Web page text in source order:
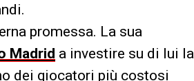
promessa. La sua
Madrid a investire su di lui la
dei giocatori più costosi